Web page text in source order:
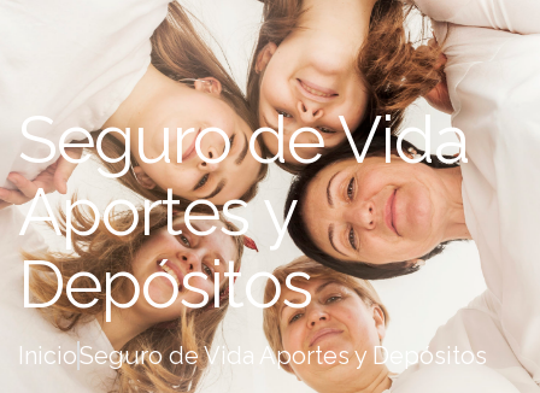
Seguro de Vida
Aportes y
Depósitos
InicioSeguro de Vida Aportes y Depósitos